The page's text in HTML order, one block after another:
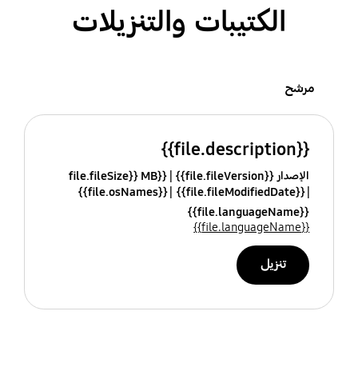
الكتيبات والتنزيلات
مرشح
{{file.description}}
الإصدار {{file.fileVersion}}
{{file.fileSize}} MB
{{file.fileModifiedDate}}
{{file.osNames}}
{{file.languageName}}
{{file.languageName}}
تنزيل